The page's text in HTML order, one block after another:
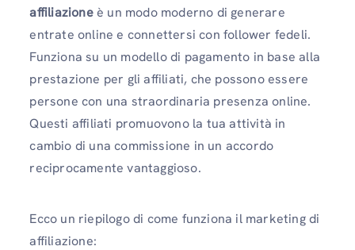
affiliazioneè un modo moderno di generare
entrate online e connettersi con follower fedeli.
Funziona su un modello di pagamento in base alla
prestazione per gli affiliati, che possono essere
persone con una straordinaria presenza online.
Questi affiliati promuovono la tua attività in
cambio di una commissione in un accordo
reciprocamente vantaggioso.
Ecco un riepilogo di come funziona il marketing di
affiliazione: